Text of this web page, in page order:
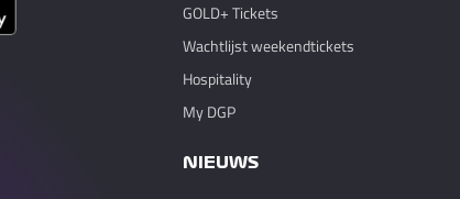
GOLD+ Tickets
Wachtlijst weekendtickets
Hospitality
My DGP
NIEUWS